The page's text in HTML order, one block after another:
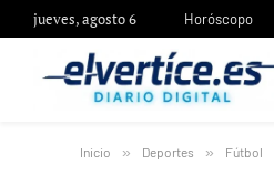
jueves, agosto 6 Horóscopo
Inicio » Deportes » Fútbol